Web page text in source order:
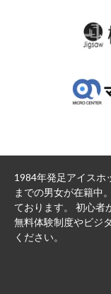
1984年発足アイスホ
までの男女が在籍中
ております。 初心者
無料体験制度やビジ
ください。